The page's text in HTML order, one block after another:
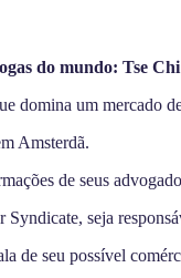
do mundo: Tse
domina um
Amsterdã.
de seus
seja
de seu possível